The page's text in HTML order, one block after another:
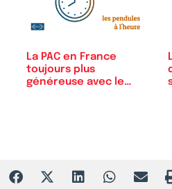
La PAC en France
toujours plus
généreuse avec le